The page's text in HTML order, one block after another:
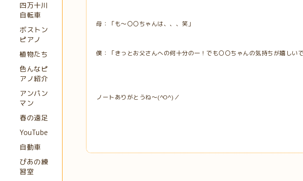
母：「も～〇〇ちゃんは、、、笑」
僕：「きっとお父さんへの何十分の一！でも〇〇ちゃんの気持ちが嬉しい
ノートありがとうね～(^O^)／
四万十川
自転車
ボストン
ピアノ
植物たち
色んなピ
アノ紹介
アンパン
マン
春の遠足
YouTube
自動車
ぴあの練
習室